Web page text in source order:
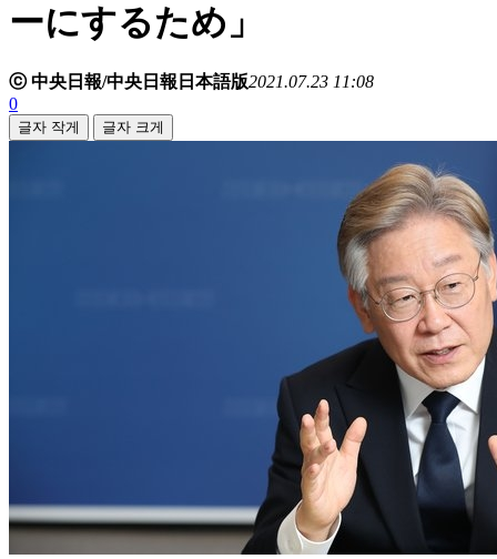
ーにするため」
ⓒ 中央日報/中央日報日本語版2021.07.23 11:08
0
글자 작게 글자 크게